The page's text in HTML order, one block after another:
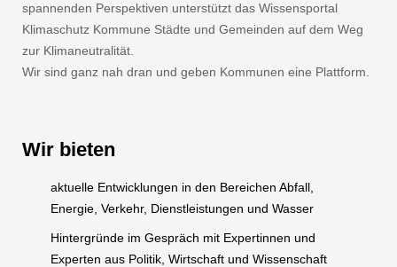
spannenden Perspektiven unterstützt das Wissensportal
Klimaschutz Kommune Städte und Gemeinden auf dem Weg
zur Klimaneutralität.
Wir sind ganz nah dran und geben Kommunen eine Plattform.
Wir bieten
aktuelle Entwicklungen in den Bereichen Abfall,
Energie, Verkehr, Dienstleistungen und Wasser
Hintergründe im Gespräch mit Expertinnen und
Experten aus Politik, Wirtschaft und Wissenschaft